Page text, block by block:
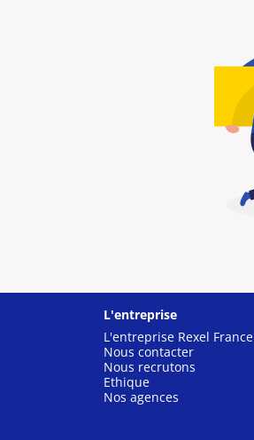
L'entreprise
L'entreprise Rexel France
Nous contacter
Nous recrutons
Ethique
Nos agences